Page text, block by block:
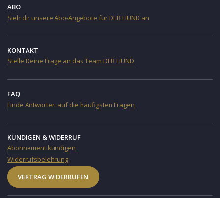
ABO
Sieh dir unsere Abo-Angebote für DER HUND an
KONTAKT
Stelle Deine Frage an das Team DER HUND
FAQ
Finde Antworten auf die häufigsten Fragen
KÜNDIGEN & WIDERRUF
Abonnement kündigen
Widerrufsbelehrung
VERTRAG WIDERRUFEN